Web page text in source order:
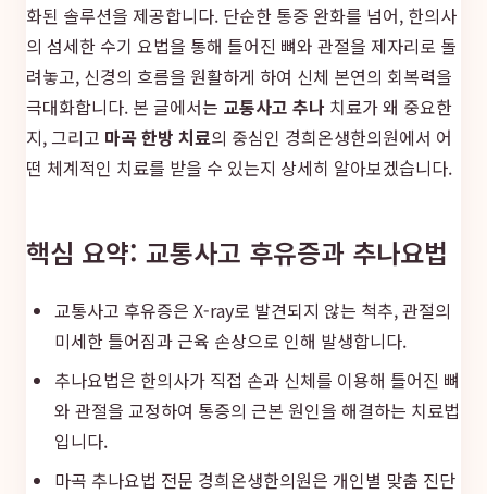
화된 솔루션을 제공합니다. 단순한 통증 완화를 넘어, 한의사
의 섬세한 수기 요법을 통해 틀어진 뼈와 관절을 제자리로 돌
려놓고, 신경의 흐름을 원활하게 하여 신체 본연의 회복력을
극대화합니다. 본 글에서는 교통사고 추나 치료가 왜 중요한
지, 그리고 마곡 한방 치료의 중심인 경희온생한의원에서 어
떤 체계적인 치료를 받을 수 있는지 상세히 알아보겠습니다.
핵심 요약: 교통사고 후유증과 추나요법
교통사고 후유증은 X-ray로 발견되지 않는 척추, 관절의
미세한 틀어짐과 근육 손상으로 인해 발생합니다.
추나요법은 한의사가 직접 손과 신체를 이용해 틀어진 뼈
와 관절을 교정하여 통증의 근본 원인을 해결하는 치료법
입니다.
마곡 추나요법 전문 경희온생한의원은 개인별 맞춤 진단